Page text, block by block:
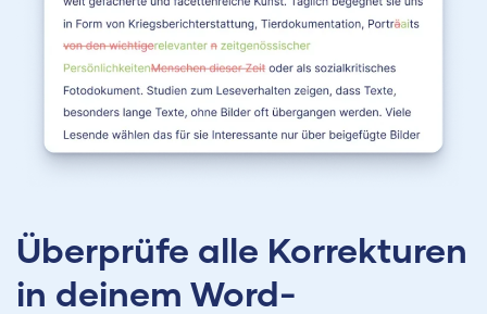
Überprüfe alle Korrekturen
in deinem Word-